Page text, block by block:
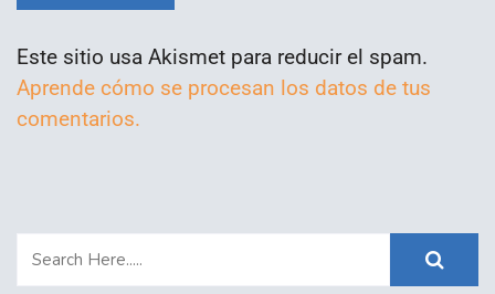
Este sitio usa Akismet para reducir el spam.
Aprende cómo se procesan los datos de tus
comentarios.